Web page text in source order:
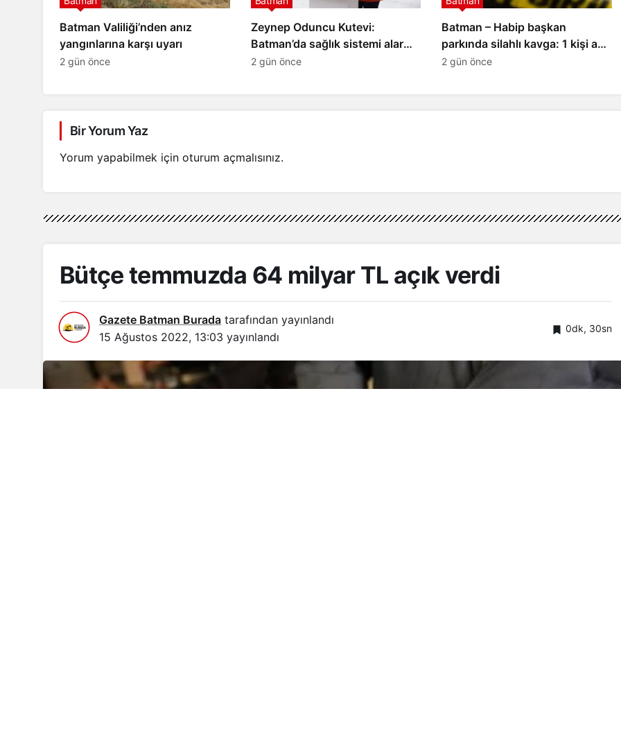
Batman Valiliği’nden anız
yangınlarına karşı uyarı
2 gün önce
Zeynep Oduncu Kutevi:
Batman’da sağlık sistemi alarm
veriyor
2 gün önce
Batman – Habip başkan
parkında silahlı kavga: 1 kişi ağır
yaralandı
2 gün önce
Bir Yorum Yaz
Yorum yapabilmek için oturum açmalısınız.
Bütçe temmuzda 64 milyar TL açık verdi
Gazete Batman Burada tarafından yayınlandı
15 Ağustos 2022, 13:03 yayınlandı
0dk, 30sn